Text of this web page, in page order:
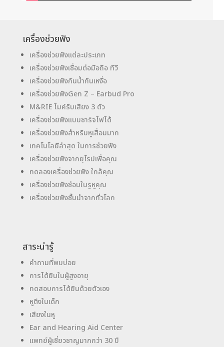
เครื่องช่วยฟัง
เครื่องช่วยฟังแต่ละประเภท
เครื่องช่วยฟังเชื่อมต่อมือถือ ทีวี
เครื่องช่วยฟังกันน้ำกันเหงื่อ
เครื่องช่วยฟังGen Z – Earbud Pro
M&RIE ไมค์รับเสียง 3 ตัว
เครื่องช่วยฟังแบบชาร์จไฟได้
เครื่องช่วยฟังสำหรับหูเสื่อมมาก
เทคโนโลยีล่าสุด ในการช่วยฟัง
เครื่องช่วยฟังจากยุโรปเพื่อคุณ
ทดลองเครื่องช่วยฟัง ใกล้คุณ
เครื่องช่วยฟังซ่อนในรูหูคุณ
เครื่องช่วยฟังชั้นนำจากทั่วโลก
สาระน่ารู้
คำถามที่พบบ่อย
การได้ยินในผู้สูงอายุ
ทดสอบการได้ยินด้วยตัวเอง
หูตึงในเด็ก
เสียงในหู
Ear and Hearing Aid Center
แพทย์ผู้เชี่ยวชาญมากกว่า 30 ปี